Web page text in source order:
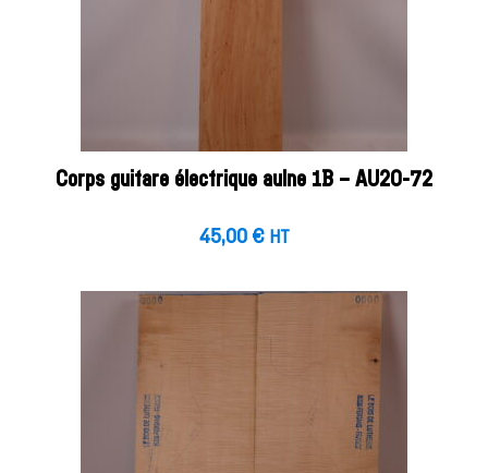
Corps guitare électrique aulne 1B – AU20-72
45,00 € HT